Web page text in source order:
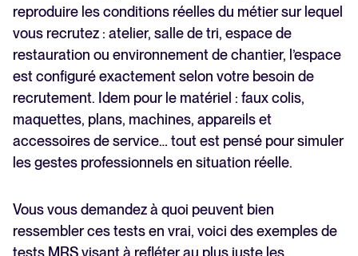
reproduire les conditions réelles du métier sur lequel
vous recrutez : atelier, salle de tri, espace de
restauration ou environnement de chantier, l’espace
est configuré exactement selon votre besoin de
recrutement. Idem pour le matériel : faux colis,
maquettes, plans, machines, appareils et
accessoires de service… tout est pensé pour simuler
les gestes professionnels en situation réelle.
Vous vous demandez à quoi peuvent bien
ressembler ces tests en vrai, voici des exemples de
tests MRS visant à refléter au plus juste les